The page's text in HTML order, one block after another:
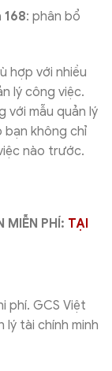
: phân bổ
hợp với nhiều
lý công việc.
với mẫu quản lý
bạn không chỉ
nào trước.
MIỄN PHÍ: TẠI
phí. GCS Việt
lý tài chính minh